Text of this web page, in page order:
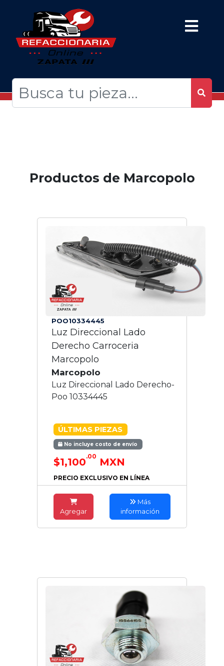
Productos de Marcopolo
POO10334445
Luz Direccional Lado
Derecho Carroceria
Marcopolo
Marcopolo
Luz Direccional Lado Derecho-
Poo 10334445
ÚLTIMAS PIEZAS
No incluye costo de envío
$1,100.00 MXN
PRECIO EXCLUSIVO EN LÍNEA
Agregar
Más
información